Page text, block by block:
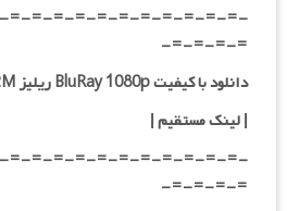
=-=-=-=-=-=-=-=-=-=-=-
=-=-=-=-
دانلود با کیفیت BluRay 1080p ریلیز F2M
|لینک مستقیم|
=-=-=-=-=-=-=-=-=-=-=-
=-=-=-=-